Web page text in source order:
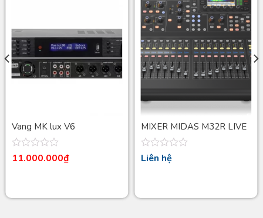
Vang MK lux V6
Được
sao
11.000.000₫
MIXER MIDAS M32R LIVE
Được
sao
Liên hệ